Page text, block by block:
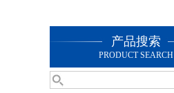
产品搜索
PRODUCT SEARCH